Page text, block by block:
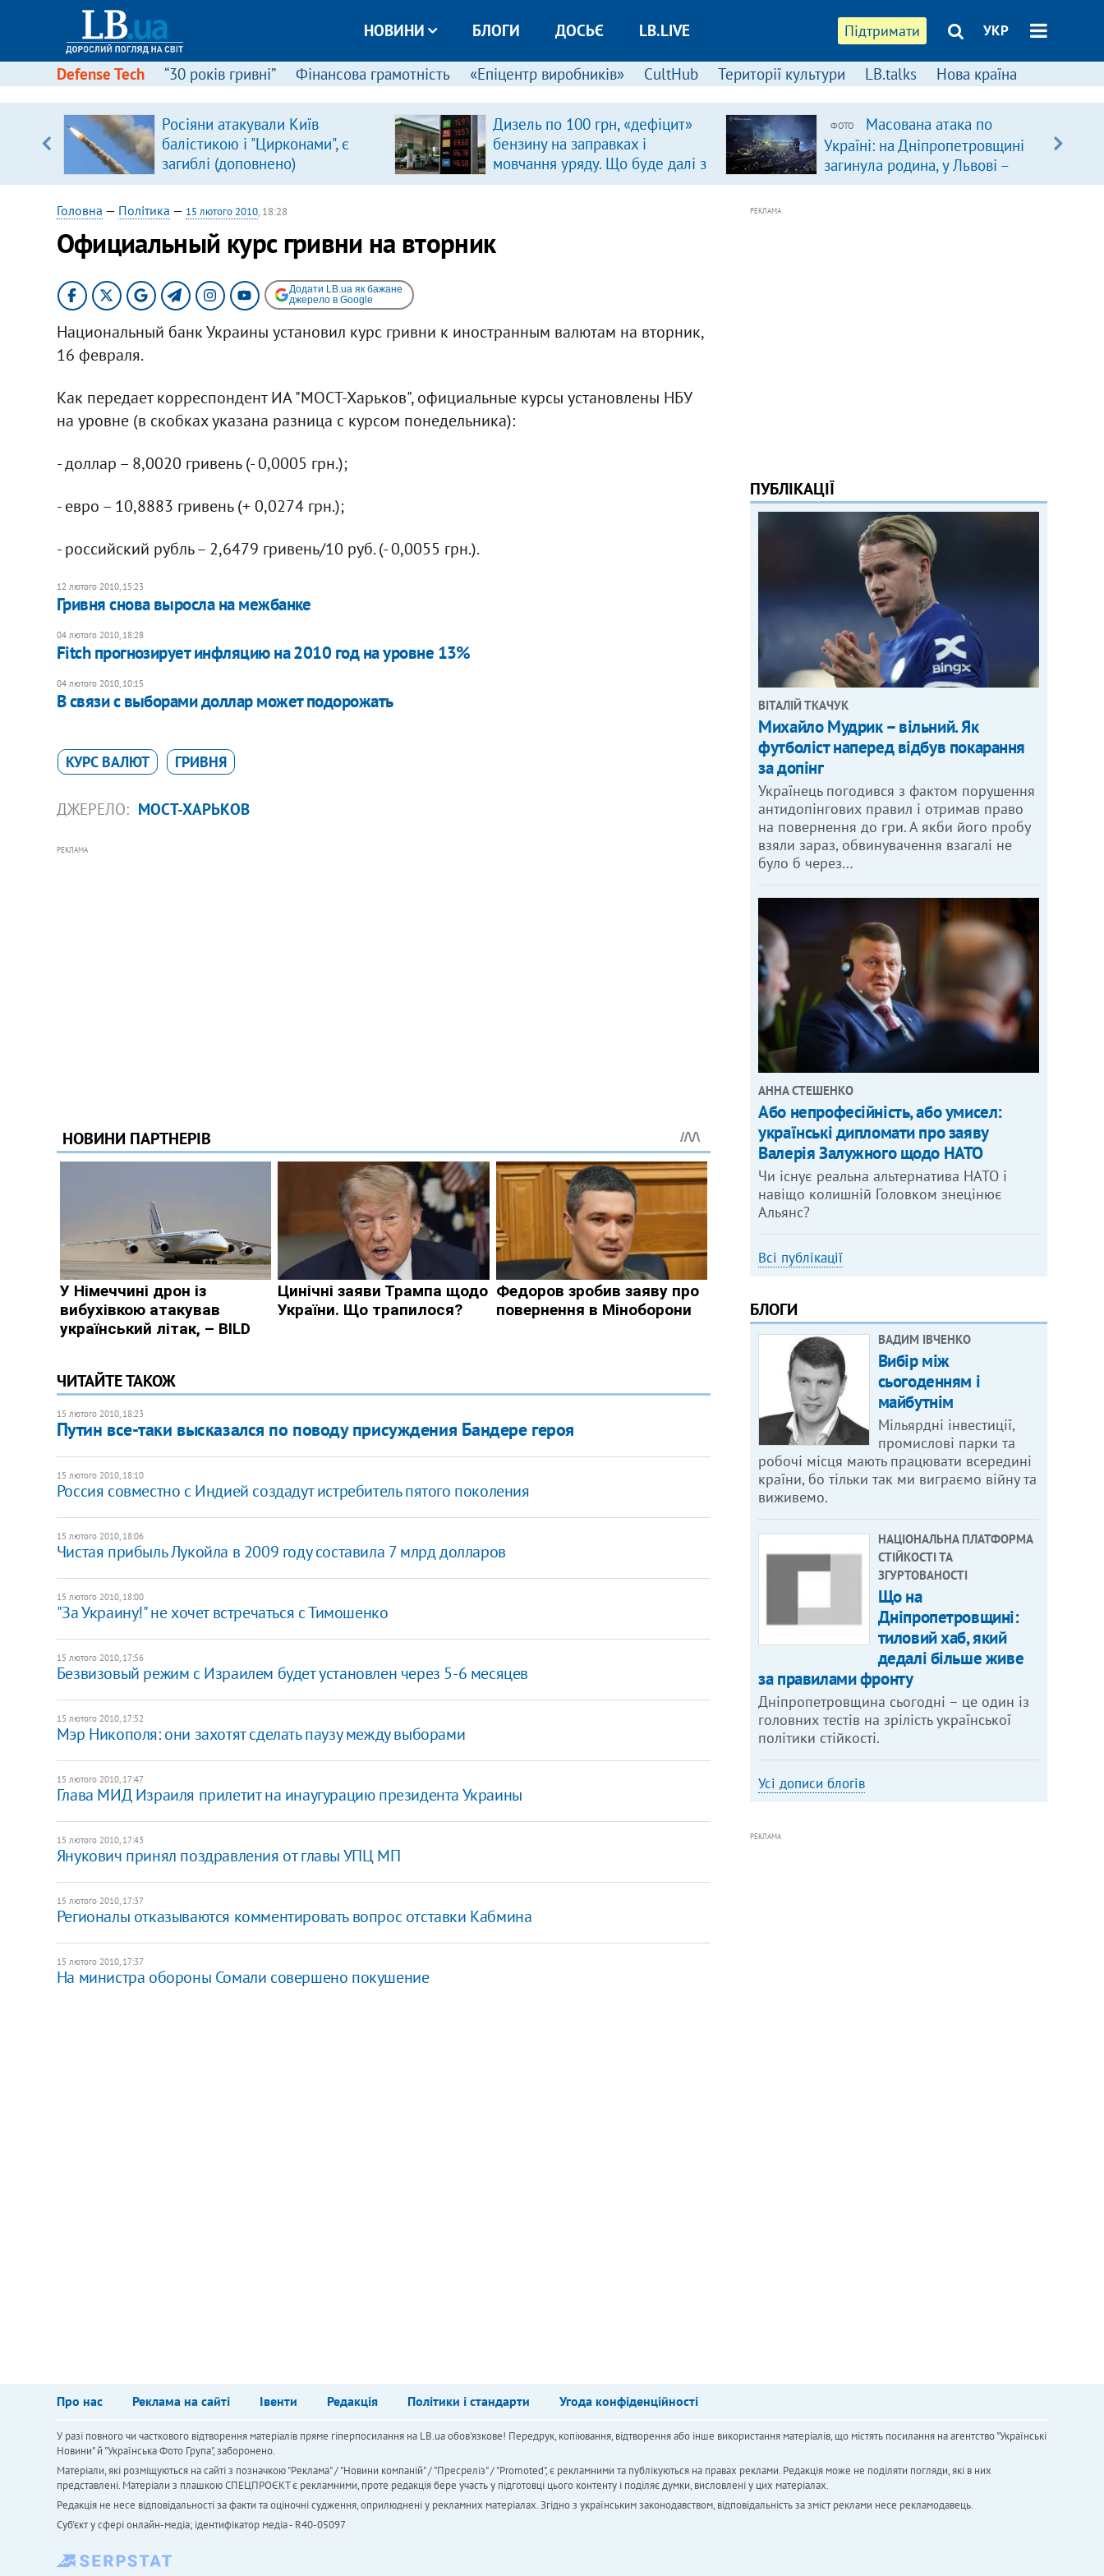
Підтримати УКР
НОВИНИ БЛОГИ ДОСЬЄ LB.LIVE
Defense Tech “30 років гривні” Фінансова грамотність «Епіцентр виробників» CultHub Території культури LB.talks Нова країна
Росіяни атакували Київ
балістикою і "Цирконами", є
загиблі (доповнено)
Дизель по 100 грн, «дефіцит»
бензину на заправках і
мовчання уряду. Що буде далі з
цінами на пальне?
ФОТО
Масована атака по
Україні: на Дніпропетровщині
загинула родина, у Львові –
удар по багатоповерхівках
Головна — Політика — 15 лютого 2010, 18:28
Официальный курс гривни на вторник
Додати LB.ua як бажане
джерело в Google
Национальный банк Украины установил курс гривни к иностранным валютам на вторник,
16 февраля.
Как передает корреспондент ИА "МОСТ-Харьков", официальные курсы установлены НБУ
на уровне (в скобках указана разница с курсом понедельника):
- доллар – 8,0020 гривень (- 0,0005 грн.);
- евро – 10,8883 гривень (+ 0,0274 грн.);
- российский рубль – 2,6479 гривень/10 руб. (- 0,0055 грн.).
12 лютого 2010, 15:23
Гривня снова выросла на межбанке
04 лютого 2010, 18:28
Fitch прогнозирует инфляцию на 2010 год на уровне 13%
04 лютого 2010, 10:15
В связи с выборами доллар может подорожать
КУРС ВАЛЮТ ГРИВНЯ
ДЖЕРЕЛО: МОСТ-ХАРЬКОВ
РЕКЛАМА
ЧИТАЙТЕ ТАКОЖ
15 лютого 2010, 18:23
Путин все-таки высказался по поводу присуждения Бандере героя
15 лютого 2010, 18:10
Россия совместно с Индией создадут истребитель пятого поколения
15 лютого 2010, 18:06
Чистая прибыль Лукойла в 2009 году составила 7 млрд долларов
15 лютого 2010, 18:00
"За Украину!" не хочет встречаться с Тимошенко
15 лютого 2010, 17:56
Безвизовый режим с Израилем будет установлен через 5-6 месяцев
15 лютого 2010, 17:52
Мэр Никополя: они захотят сделать паузу между выборами
15 лютого 2010, 17:47
Глава МИД Израиля прилетит на инаугурацию президента Украины
15 лютого 2010, 17:43
Янукович принял поздравления от главы УПЦ МП
15 лютого 2010, 17:37
Регионалы отказываются комментировать вопрос отставки Кабмина
15 лютого 2010, 17:37
На министра обороны Сомали совершено покушение
РЕКЛАМА
ПУБЛІКАЦІЇ
ВІТАЛІЙ ТКАЧУК
Михайло Мудрик – вільний. Як
футболіст наперед відбув покарання
за допінг
Українець погодився з фактом порушення
антидопінгових правил і отримав право
на повернення до гри. А якби його пробу
взяли зараз, обвинувачення взагалі не
було б через…
АННА СТЕШЕНКО
Або непрофесійність, або умисел:
українські дипломати про заяву
Валерія Залужного щодо НАТО
Чи існує реальна альтернатива НАТО і
навіщо колишній Головком знецінює
Альянс?
Всі публікації
БЛОГИ
ВАДИМ ІВЧЕНКО
Вибір між
сьогоденням і
майбутнім
Мільярдні інвестиції,
промислові парки та
робочі місця мають працювати всередині
країни, бо тільки так ми виграємо війну та
виживемо.
НАЦІОНАЛЬНА ПЛАТФОРМА
СТІЙКОСТІ ТА
ЗГУРТОВАНОСТІ
Що на
Дніпропетровщині:
тиловий хаб, який
дедалі більше живе
за правилами фронту
Дніпропетровщина сьогодні – це один із
головних тестів на зрілість української
політики стійкості.
Усі дописи блогів
РЕКЛАМА
Про нас Реклама на сайті Івенти Редакція Політики і стандарти Угода конфіденційності
У разі повного чи часткового відтворення матеріалів пряме гіперпосилання на LB.ua обов'язкове! Передрук, копіювання, відтворення або інше використання матеріалів, що містять посилання на агентство "Українськi
Новини" й "Українська Фото Група", заборонено.
Матеріали, які розміщуються на сайті з позначкою "Реклама" / "Новини компаній" / "Пресреліз" / "Promoted", є рекламними та публікуються на правах реклами. Редакція може не поділяти погляди, які в них
представлені. Матеріали з плашкою СПЕЦПРОЄКТ є рекламними, проте редакція бере участь у підготовці цього контенту і поділяє думки, висловлені у цих матеріалах.
Редакція не несе відповідальності за факти та оціночні судження, оприлюднені у рекламних матеріалах. Згідно з українським законодавством, відповідальність за зміст реклами несе рекламодавець.
Cуб'єкт у сфері онлайн-медіа; ідентифікатор медіа - R40-05097